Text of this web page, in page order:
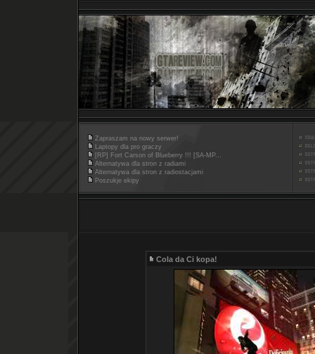
Zapraszam na nowy serwer!
Laptopy dla pro graczy
[RP] Fort Carson of Blueberry !!! [SA-MP...
Alternatywa dla stron z radiami
Alternatywa dla stron z radiostacjami
Poszukje ekipy
Cola da Ci kopa!